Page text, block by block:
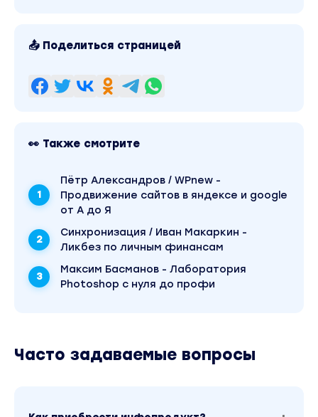
📤 Поделиться страницей
👀 Также смотрите
Пётр Александров / WPnew -
Продвижение сайтов в яндексе и google
от А до Я
Синхронизация / Иван Макаркин -
Ликбез по личным финансам
Максим Басманов - Лаборатория
Photoshop с нуля до профи
Часто задаваемые вопросы